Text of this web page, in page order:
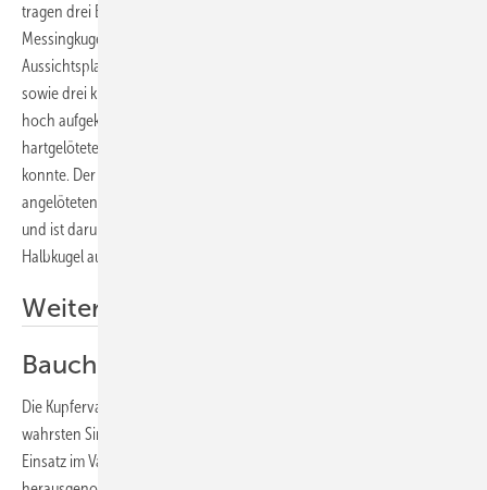
tragen drei Erker mit kegelförmiger Basis und unten eingeschraubter
Messingkugel die Grundplatte für das Laternenhaus. Diese
Aussichtsplattform aus 1 mm dickem Kupfer ist aus einem großen Kreis
sowie drei kleinen, angesetzten Kreisen konstruiert und ringsum 4 mm
hoch aufgekantet, damit das umlaufende Geländer aus genuteten,
hartgelöteten Kupferrohren und Messingstäben aufgesteckt werden
konnte. Der verglaste Laternenraum auf einer zweiten, unsichtbar
angelöteten Kupferplatte wird durch eine Sicke in Position gehalten
und ist darunter umgebördelt. Als Dach dient eine getriebene
Halbkugel aus 0,8 mm starkem Kupfer.
Weitere Informationen
Bauchige Kupfervase
Die Kupfervase von Johannes Herrmann aus Pfullingen hat es im
wahrsten Sinne des Wortes wirklich in sich: Denn der konische
Einsatz im Vasen­innern, der zum Befüllen oder Leeren